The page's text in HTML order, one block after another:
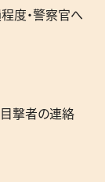
度・警察官へ
目撃者の連絡